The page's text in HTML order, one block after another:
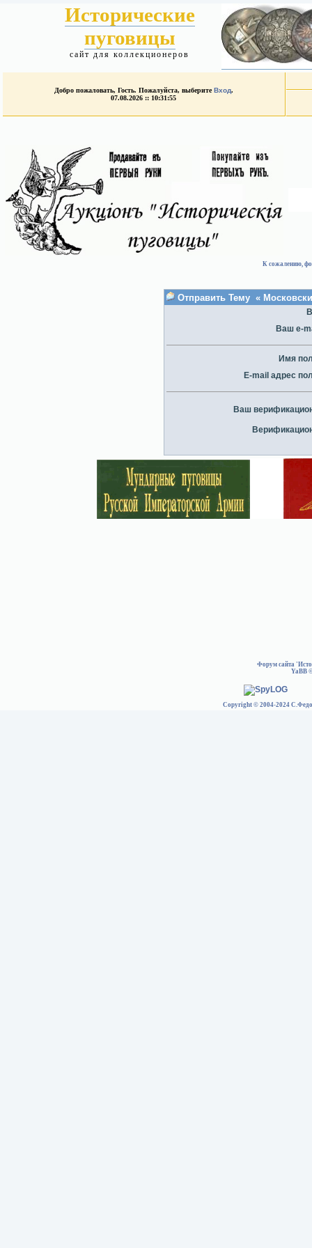
Исторические
пуговицы
сайт для коллекционеров
Добро пожаловать, Гость. Пожалуйста, выберитеВход.
07.08.2026 :: 10:31:55
К сожалению,
Отправить Тему «
Ваш e-
Имя
E-mail адрес
Ваш
Форум сайта
YaBB
Copyright © 2004-2024